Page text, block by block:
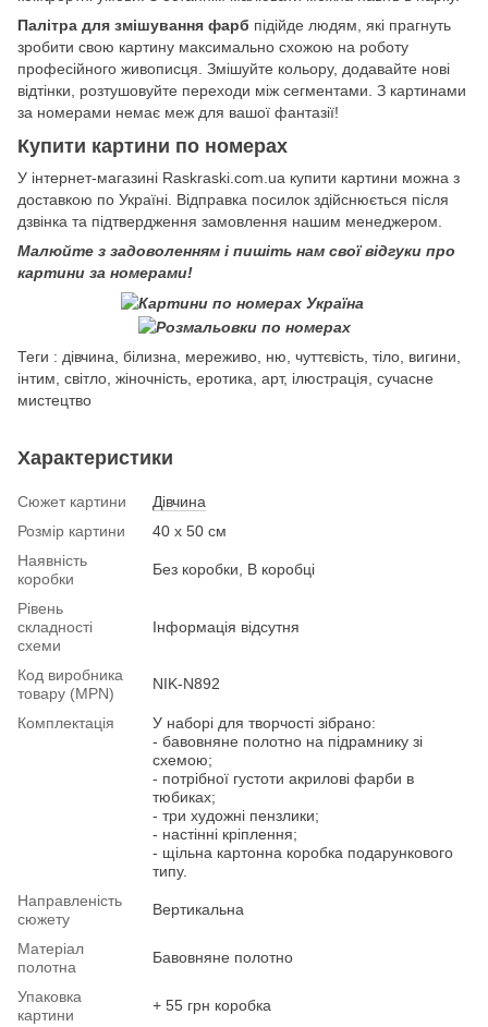
Палітра для змішування фарб підійде людям, які прагнуть
зробити свою картину максимально схожою на роботу
професійного живописця. Змішуйте кольору, додавайте нові
відтінки, розтушовуйте переходи між сегментами. З картинами
за номерами немає меж для вашої фантазії!
Купити картини по номерах
У інтернет-магазині Raskraski.com.ua купити картини можна з
доставкою по Україні. Відправка посилок здійснюється після
дзвінка та підтвердження замовлення нашим менеджером.
Малюйте з задоволенням і пишіть нам свої відгуки про
картини за номерами!
Теги : дівчина, білизна, мереживо, ню, чуттєвість, тіло, вигини,
інтим, світло, жіночність, еротика, арт, ілюстрація, сучасне
мистецтво
Характеристики
Сюжет картини
Дівчина
Розмір картини
40 х 50 см
Наявність
коробки
Без коробки, В коробці
Рівень
складності
схеми
Інформація відсутня
Код виробника
товару (MPN)
NIK-N892
Комплектація
У наборі для творчості зібрано:
- бавовняне полотно на підрамнику зі
схемою;
- потрібної густоти акрилові фарби в
тюбиках;
- три художні пензлики;
- настінні кріплення;
- щільна картонна коробка подарункового
типу.
Направленість
сюжету
Вертикальна
Матеріал
полотна
Бавовняне полотно
Упаковка
картини
+ 55 грн коробка